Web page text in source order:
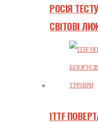
РОСІЯ
СВІТОВІ
ITTF